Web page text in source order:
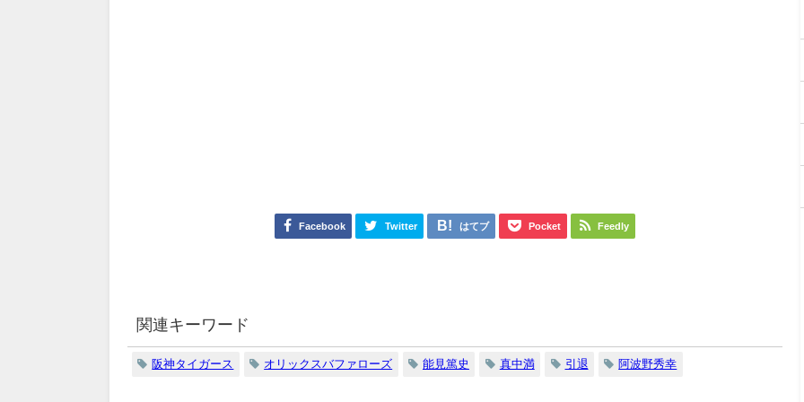
Facebook Twitter はてブ Pocket Feedly
関連キーワード
阪神タイガース オリックスバファローズ 能見篤史 真中満 引退 阿波野秀幸